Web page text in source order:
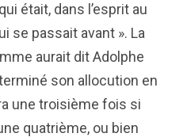
était, dans l’esprit au
se passait avant ». La
aurait dit Adolphe
son allocution en
une troisième fois si
quatrième, ou bien